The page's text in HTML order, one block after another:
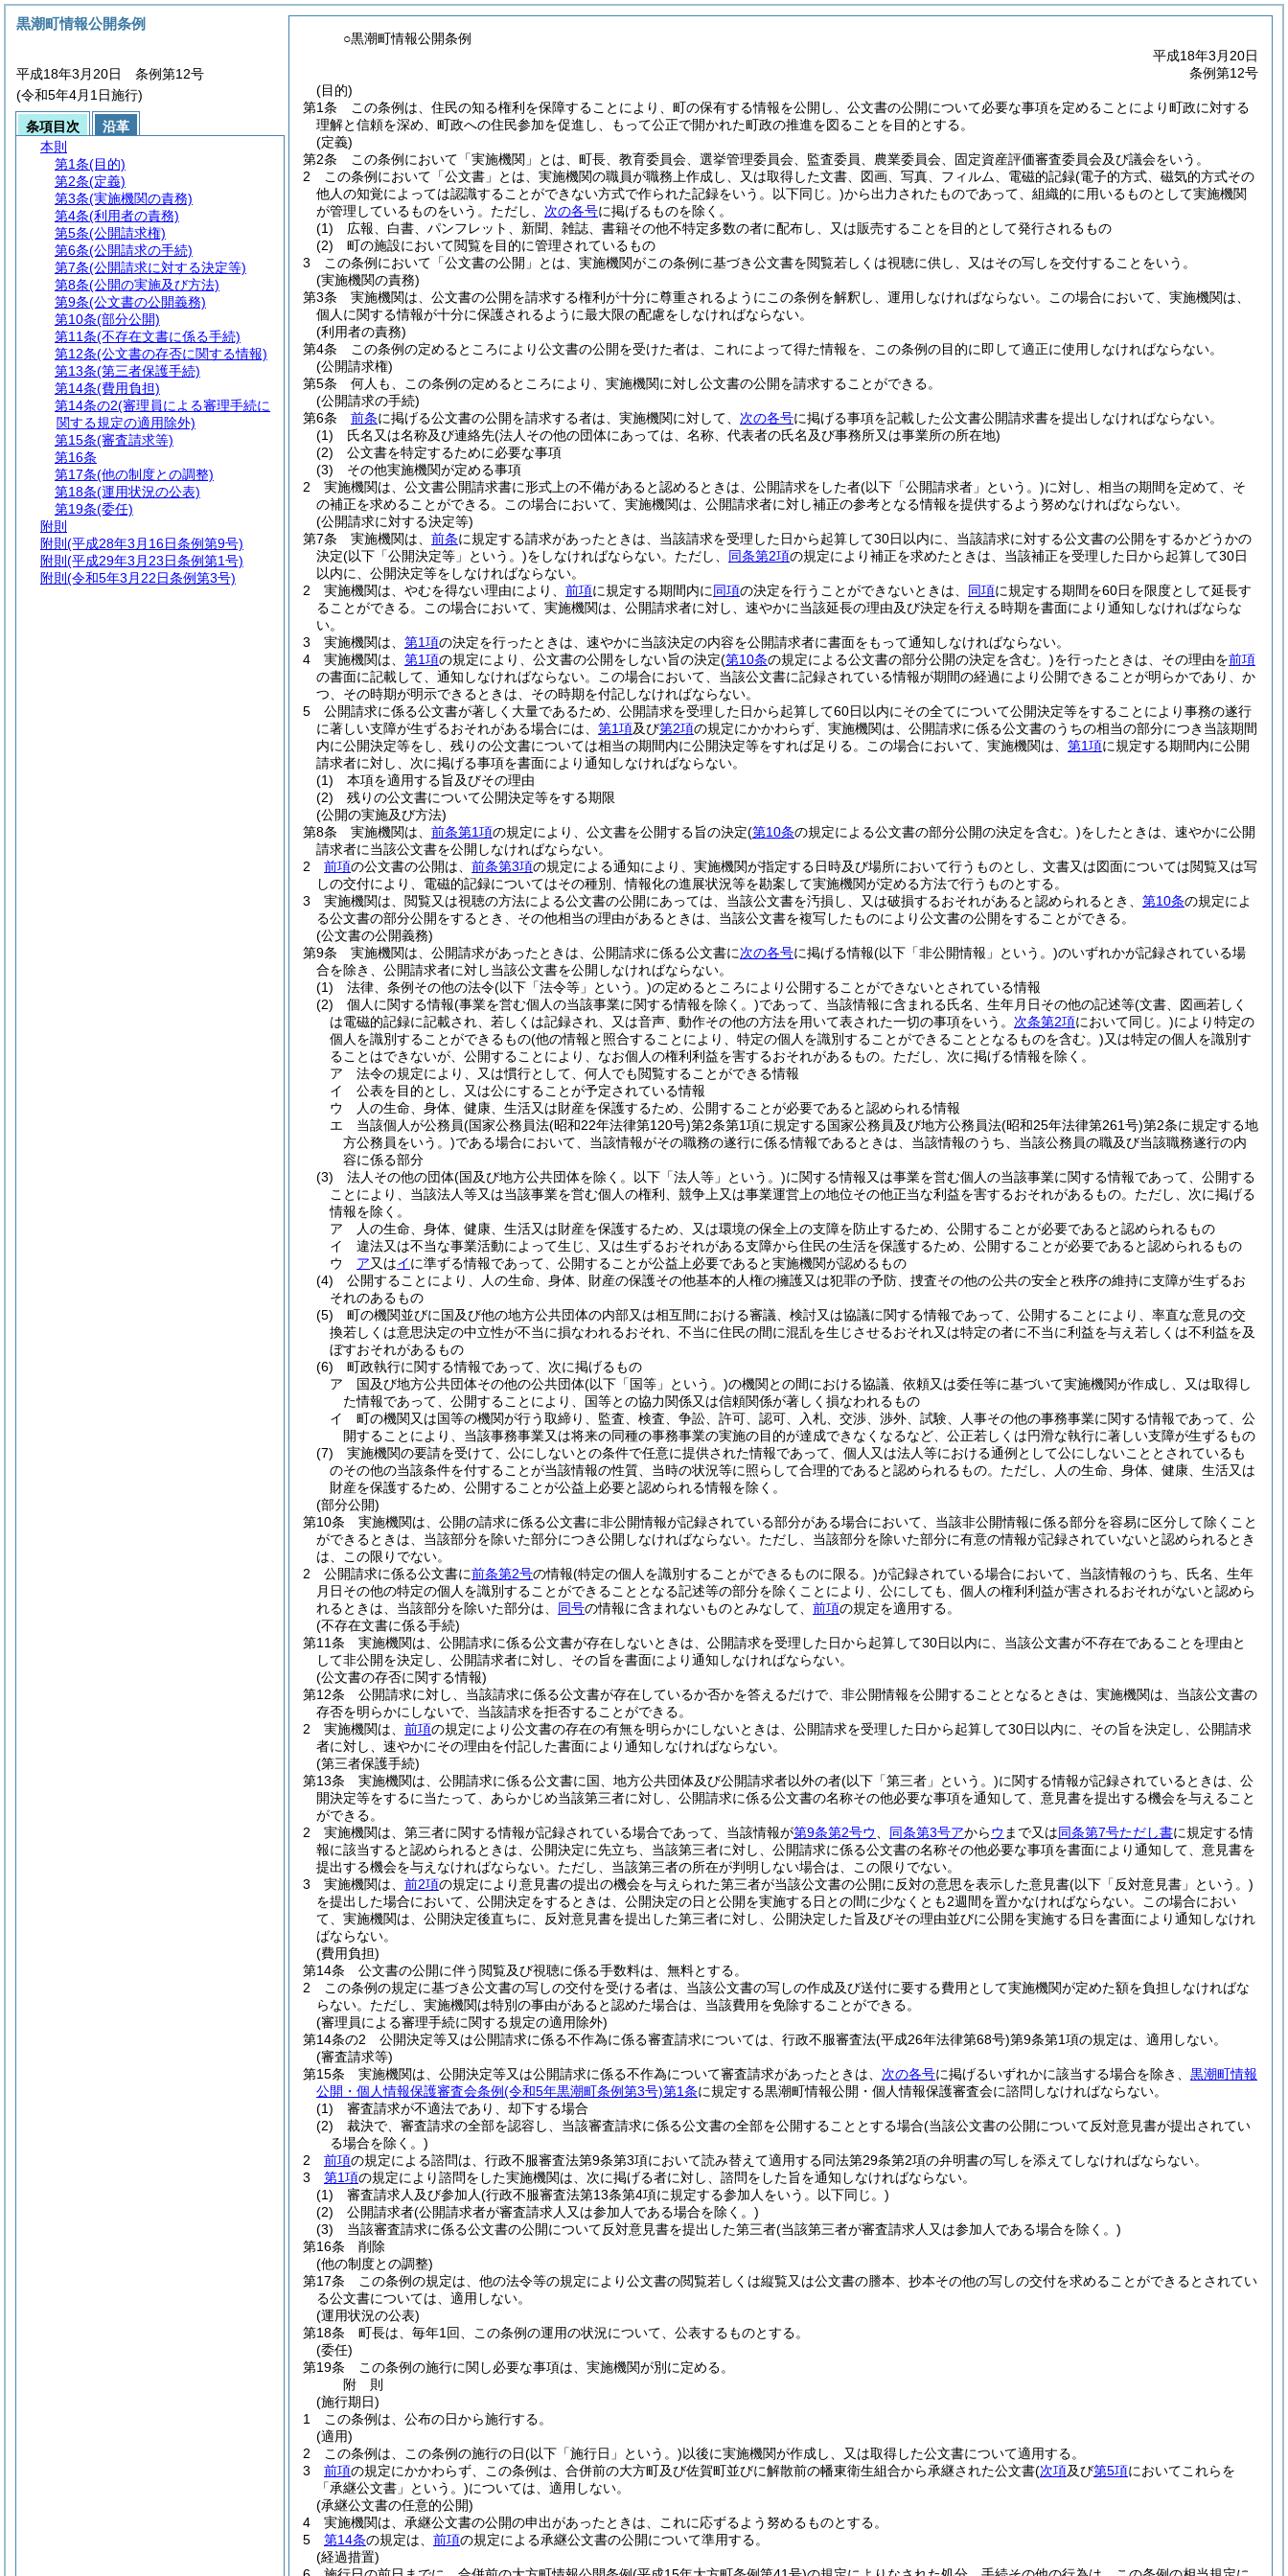
○黒潮町情報公開条例
平成18年3月20日
条例第12号
(目的)
第1条
この条例は、住民の知る権利を保障することにより、町の保有する情報を公開し、公文書の公開について必要な事項を定めることにより町政に対する
理解と信頼を深め、町政への住民参加を促進し、もって公正で開かれた町政の推進を図ることを目的とする。
(定義)
第2条
この条例において「実施機関」とは、町長、教育委員会、選挙管理委員会、監査委員、農業委員会、固定資産評価審査委員会及び議会をいう。
2
この条例において「公文書」とは、実施機関の職員が職務上作成し、又は取得した文書、図画、写真、フィルム、電磁的記録(電子的方式、磁気的方式その
他人の知覚によっては認識することができない方式で作られた記録をいう。以下同じ。)から出力されたものであって、組織的に用いるものとして実施機関
が管理しているものをいう。 ただし、 次の各号に掲げるものを除く。
(1)
広報、白書、パンフレット、新聞、雑誌、書籍その他不特定多数の者に配布し、又は販売することを目的として発行されるもの
(2)
町の施設において閲覧を目的に管理されているもの
3
この条例において「公文書の公開」とは、実施機関がこの条例に基づき公文書を閲覧若しくは視聴に供し、又はその写しを交付することをいう。
(実施機関の責務)
第3条
実施機関は、公文書の公開を請求する権利が十分に尊重されるようにこの条例を解釈し、運用しなければならない。
この場合において、実施機関は、
個人に関する情報が十分に保護されるように最大限の配慮をしなければならない。
(利用者の責務)
第4条
この条例の定めるところにより公文書の公開を受けた者は、これによって得た情報を、この条例の目的に即して適正に使用しなければならない。
(公開請求権)
第5条
何人も、この条例の定めるところにより、実施機関に対し公文書の公開を請求することができる。
(公開請求の手続)
第6条
前条に掲げる公文書の公開を請求する者は、実施機関に対して、 次の各号に掲げる事項を記載した公文書公開請求書を提出しなければならない。
(1)
氏名又は名称及び連絡先(法人その他の団体にあっては、名称、代表者の氏名及び事務所又は事業所の所在地)
(2)
公文書を特定するために必要な事項
(3)
その他実施機関が定める事項
2
実施機関は、公文書公開請求書に形式上の不備があると認めるときは、公開請求をした者(以下「公開請求者」という。)に対し、相当の期間を定めて、そ
の補正を求めることができる。
この場合において、実施機関は、公開請求者に対し補正の参考となる情報を提供するよう努めなければならない。
(公開請求に対する決定等)
第7条
実施機関は、 前条に規定する請求があったときは、当該請求を受理した日から起算して30日以内に、当該請求に対する公文書の公開をするかどうかの
決定(以下「公開決定等」という。)をしなければならない。 ただし、 同条第2項の規定により補正を求めたときは、当該補正を受理した日から起算して30日
以内に、公開決定等をしなければならない。
2
実施機関は、やむを得ない理由により、 前項に規定する期間内に同項の決定を行うことができないときは、 同項に規定する期間を60日を限度として延長す
ることができる。
この場合において、実施機関は、公開請求者に対し、速やかに当該延長の理由及び決定を行える時期を書面により通知しなければならな
い。
3
実施機関は、 第1項の決定を行ったときは、速やかに当該決定の内容を公開請求者に書面をもって通知しなければならない。
4
実施機関は、 第1項の規定により、公文書の公開をしない旨の決定(第10条の規定による公文書の部分公開の決定を含む。)を行ったときは、その理由を前項
の書面に記載して、通知しなければならない。
この場合において、当該公文書に記録されている情報が期間の経過により公開できることが明らかであり、か
つ、その時期が明示できるときは、その時期を付記しなければならない。
5
公開請求に係る公文書が著しく大量であるため、公開請求を受理した日から起算して60日以内にその全てについて公開決定等をすることにより事務の遂行
に著しい支障が生ずるおそれがある場合には、 第1項及び第2項の規定にかかわらず、実施機関は、公開請求に係る公文書のうちの相当の部分につき当該期間
内に公開決定等をし、残りの公文書については相当の期間内に公開決定等をすれば足りる。
この場合において、実施機関は、 第1項に規定する期間内に公開
請求者に対し、次に掲げる事項を書面により通知しなければならない。
(1)
本項を適用する旨及びその理由
(2)
残りの公文書について公開決定等をする期限
(公開の実施及び方法)
第8条
実施機関は、 前条第1項の規定により、公文書を公開する旨の決定(第10条の規定による公文書の部分公開の決定を含む。)をしたときは、速やかに公開
請求者に当該公文書を公開しなければならない。
2
前項の公文書の公開は、 前条第3項の規定による通知により、実施機関が指定する日時及び場所において行うものとし、文書又は図面については閲覧又は写
しの交付により、電磁的記録についてはその種別、情報化の進展状況等を勘案して実施機関が定める方法で行うものとする。
3
実施機関は、閲覧又は視聴の方法による公文書の公開にあっては、当該公文書を汚損し、又は破損するおそれがあると認められるとき、 第10条の規定によ
る公文書の部分公開をするとき、その他相当の理由があるときは、当該公文書を複写したものにより公文書の公開をすることができる。
(公文書の公開義務)
第9条
実施機関は、公開請求があったときは、公開請求に係る公文書に次の各号に掲げる情報(以下「非公開情報」という。)のいずれかが記録されている場
合を除き、公開請求者に対し当該公文書を公開しなければならない。
(1)
法律、条例その他の法令(以下「法令等」という。)の定めるところにより公開することができないとされている情報
(2)
個人に関する情報(事業を営む個人の当該事業に関する情報を除く。)であって、当該情報に含まれる氏名、生年月日その他の記述等(文書、図画若しく
は電磁的記録に記載され、若しくは記録され、又は音声、動作その他の方法を用いて表された一切の事項をいう。 次条第2項において同じ。)により特定の
個人を識別することができるもの(他の情報と照合することにより、特定の個人を識別することができることとなるものを含む。)又は特定の個人を識別す
ることはできないが、公開することにより、なお個人の権利利益を害するおそれがあるもの。 ただし、次に掲げる情報を除く。
ア
法令の規定により、又は慣行として、何人でも閲覧することができる情報
イ
公表を目的とし、又は公にすることが予定されている情報
ウ
人の生命、身体、健康、生活又は財産を保護するため、公開することが必要であると認められる情報
エ
当該個人が公務員(国家公務員法(昭和22年法律第120号)第2条第1項に規定する国家公務員及び地方公務員法(昭和25年法律第261号)第2条に規定する地
方公務員をいう。)である場合において、当該情報がその職務の遂行に係る情報であるときは、当該情報のうち、当該公務員の職及び当該職務遂行の内
容に係る部分
(3)
法人その他の団体(国及び地方公共団体を除く。以下「法人等」という。)に関する情報又は事業を営む個人の当該事業に関する情報であって、公開する
ことにより、当該法人等又は当該事業を営む個人の権利、競争上又は事業運営上の地位その他正当な利益を害するおそれがあるもの。 ただし、次に掲げる
情報を除く。
ア
人の生命、身体、健康、生活又は財産を保護するため、又は環境の保全上の支障を防止するため、公開することが必要であると認められるもの
イ
違法又は不当な事業活動によって生じ、又は生ずるおそれがある支障から住民の生活を保護するため、公開することが必要であると認められるもの
ウ
ア又はイに準ずる情報であって、公開することが公益上必要であると実施機関が認めるもの
(4)
公開することにより、人の生命、身体、財産の保護その他基本的人権の擁護又は犯罪の予防、捜査その他の公共の安全と秩序の維持に支障が生ずるお
それのあるもの
(5)
町の機関並びに国及び他の地方公共団体の内部又は相互間における審議、検討又は協議に関する情報であって、公開することにより、率直な意見の交
換若しくは意思決定の中立性が不当に損なわれるおそれ、不当に住民の間に混乱を生じさせるおそれ又は特定の者に不当に利益を与え若しくは不利益を及
ぼすおそれがあるもの
(6)
町政執行に関する情報であって、次に掲げるもの
ア
国及び地方公共団体その他の公共団体(以下「国等」という。)の機関との間における協議、依頼又は委任等に基づいて実施機関が作成し、又は取得し
た情報であって、公開することにより、国等との協力関係又は信頼関係が著しく損なわれるもの
イ
町の機関又は国等の機関が行う取締り、監査、検査、争訟、許可、認可、入札、交渉、渉外、試験、人事その他の事務事業に関する情報であって、公
開することにより、当該事務事業又は将来の同種の事務事業の実施の目的が達成できなくなるなど、公正若しくは円滑な執行に著しい支障が生ずるもの
(7)
実施機関の要請を受けて、公にしないとの条件で任意に提供された情報であって、個人又は法人等における通例として公にしないこととされているも
のその他の当該条件を付することが当該情報の性質、当時の状況等に照らして合理的であると認められるもの。 ただし、人の生命、身体、健康、生活又は
財産を保護するため、公開することが公益上必要と認められる情報を除く。
(部分公開)
第10条
実施機関は、公開の請求に係る公文書に非公開情報が記録されている部分がある場合において、当該非公開情報に係る部分を容易に区分して除くこと
ができるときは、当該部分を除いた部分につき公開しなければならない。 ただし、当該部分を除いた部分に有意の情報が記録されていないと認められるとき
は、この限りでない。
2
公開請求に係る公文書に前条第2号の情報(特定の個人を識別することができるものに限る。)が記録されている場合において、当該情報のうち、氏名、生年
月日その他の特定の個人を識別することができることとなる記述等の部分を除くことにより、公にしても、個人の権利利益が害されるおそれがないと認めら
れるときは、当該部分を除いた部分は、 同号の情報に含まれないものとみなして、 前項の規定を適用する。
(不存在文書に係る手続)
第11条
実施機関は、公開請求に係る公文書が存在しないときは、公開請求を受理した日から起算して30日以内に、当該公文書が不存在であることを理由と
して非公開を決定し、公開請求者に対し、その旨を書面により通知しなければならない。
(公文書の存否に関する情報)
第12条
公開請求に対し、当該請求に係る公文書が存在しているか否かを答えるだけで、非公開情報を公開することとなるときは、実施機関は、当該公文書の
存否を明らかにしないで、当該請求を拒否することができる。
2
実施機関は、 前項の規定により公文書の存在の有無を明らかにしないときは、公開請求を受理した日から起算して30日以内に、その旨を決定し、公開請求
者に対し、速やかにその理由を付記した書面により通知しなければならない。
(第三者保護手続)
第13条
実施機関は、公開請求に係る公文書に国、地方公共団体及び公開請求者以外の者(以下「第三者」という。)に関する情報が記録されているときは、公
開決定等をするに当たって、あらかじめ当該第三者に対し、公開請求に係る公文書の名称その他必要な事項を通知して、意見書を提出する機会を与えること
ができる。
2
実施機関は、第三者に関する情報が記録されている場合であって、当該情報が第9条第2号ウ 同条第3号アからウ まで又は同条第7号ただし書に規定する情
報に該当すると認められるときは、公開決定に先立ち、当該第三者に対し、公開請求に係る公文書の名称その他必要な事項を書面により通知して、意見書を
提出する機会を与えなければならない。 ただし、当該第三者の所在が判明しない場合は、この限りでない。
3
実施機関は、 前2項の規定により意見書の提出の機会を与えられた第三者が当該公文書の公開に反対の意思を表示した意見書(以下「反対意見書」という。)
を提出した場合において、公開決定をするときは、公開決定の日と公開を実施する日との間に少なくとも2週間を置かなければならない。
この場合におい
て、実施機関は、公開決定後直ちに、反対意見書を提出した第三者に対し、公開決定した旨及びその理由並びに公開を実施する日を書面により通知しなけれ
ばならない。
(費用負担)
第14条
公文書の公開に伴う閲覧及び視聴に係る手数料は、無料とする。
2
この条例の規定に基づき公文書の写しの交付を受ける者は、当該公文書の写しの作成及び送付に要する費用として実施機関が定めた額を負担しなければな
らない。 ただし、実施機関は特別の事由があると認めた場合は、当該費用を免除することができる。
(審理員による審理手続に関する規定の適用除外)
第14条の2
公開決定等又は公開請求に係る不作為に係る審査請求については、行政不服審査法(平成26年法律第68号)第9条第1項の規定は、適用しない。
(審査請求等)
第15条
実施機関は、公開決定等又は公開請求に係る不作為について審査請求があったときは、 次の各号に掲げるいずれかに該当する場合を除き、 黒潮町情報
公開・個人情報保護審査会条例(令和5年黒潮町条例第3号)第1条に規定する黒潮町情報公開・個人情報保護審査会に諮問しなければならない。
(1)
審査請求が不適法であり、却下する場合
(2)
裁決で、審査請求の全部を認容し、当該審査請求に係る公文書の全部を公開することとする場合(当該公文書の公開について反対意見書が提出されてい
る場合を除く。)
2
前項の規定による諮問は、行政不服審査法第9条第3項において読み替えて適用する同法第29条第2項の弁明書の写しを添えてしなければならない。
3
第1項の規定により諮問をした実施機関は、次に掲げる者に対し、諮問をした旨を通知しなければならない。
(1)
審査請求人及び参加人(行政不服審査法第13条第4項に規定する参加人をいう。以下同じ。)
(2)
公開請求者(公開請求者が審査請求人又は参加人である場合を除く。)
(3)
当該審査請求に係る公文書の公開について反対意見書を提出した第三者(当該第三者が審査請求人又は参加人である場合を除く。)
第16条
削除
(他の制度との調整)
第17条
この条例の規定は、他の法令等の規定により公文書の閲覧若しくは縦覧又は公文書の謄本、抄本その他の写しの交付を求めることができるとされてい
る公文書については、適用しない。
(運用状況の公表)
第18条
町長は、毎年1回、この条例の運用の状況について、公表するものとする。
(委任)
第19条
この条例の施行に関し必要な事項は、実施機関が別に定める。
附 則
(施行期日)
1
この条例は、公布の日から施行する。
(適用)
2
この条例は、この条例の施行の日(以下「施行日」という。)以後に実施機関が作成し、又は取得した公文書について適用する。
3
前項の規定にかかわらず、この条例は、合併前の大方町及び佐賀町並びに解散前の幡東衛生組合から承継された公文書(次項及び第5項においてこれらを
「承継公文書」という。)については、適用しない。
(承継公文書の任意的公開)
4
実施機関は、承継公文書の公開の申出があったときは、これに応ずるよう努めるものとする。
5
第14条の規定は、 前項の規定による承継公文書の公開について準用する。
(経過措置)
黒潮町情報公開条例
平成18年3月20日 条例第12号
(令和5年4月1日施行)
条項目次
沿革
本則
第1条(目的)
第2条(定義)
第3条(実施機関の責務)
第4条(利用者の責務)
第5条(公開請求権)
第6条(公開請求の手続)
第7条(公開請求に対する決定等)
第8条(公開の実施及び方法)
第9条(公文書の公開義務)
第10条(部分公開)
第11条(不存在文書に係る手続)
第12条(公文書の存否に関する情報)
第13条(第三者保護手続)
第14条(費用負担)
第14条の2(審理員による審理手続に
関する規定の適用除外)
第15条(審査請求等)
第16条
第17条(他の制度との調整)
第18条(運用状況の公表)
第19条(委任)
附則
附則 (平成28年3月16日条例第9号)
附則 (平成29年3月23日条例第1号)
附則 (令和5年3月22日条例第3号)